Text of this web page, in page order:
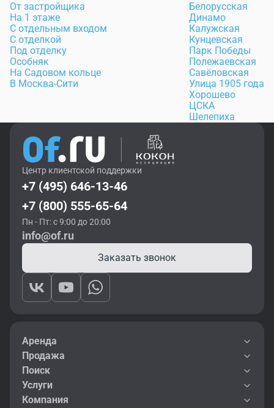
От застройщика
На 1 этаже
С отдельным входом
С отделкой
Под отделку
Особняк
На Садовом кольце
В Москва-Сити
Белорусская
Динамо
Калужская
Кунцевская
Парк Победы
Полежаевская
Савёловская
Улица 1905 года
Хорошево
ЦСКА
Шелепиха
Центр клиентской поддержки
+7 (495) 646-13-46
+7 (800) 555-65-64
Пн - Пт: с 9:00 до 20:00
info@of.ru
Заказать звонок
Аренда
Продажа
Поиск
Услуги
Компания